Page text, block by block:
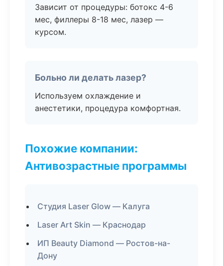
Зависит от процедуры: ботокс 4-6
мес, филлеры 8-18 мес, лазер —
курсом.
Больно ли делать лазер?
Используем охлаждение и
анестетики, процедура комфортная.
Похожие компании:
Антивозрастные программы
Студия Laser Glow — Калуга
Laser Art Skin — Краснодар
ИП Beauty Diamond — Ростов-на-
Дону